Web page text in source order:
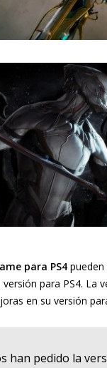
para PS4
para PS4. La
en su versión
han pedido la